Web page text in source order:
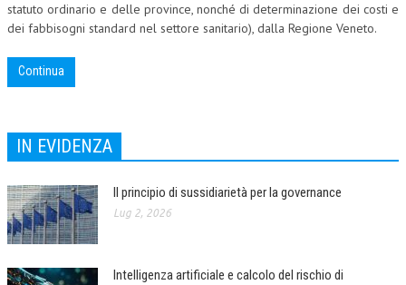
CORSI CE.S.E.D.
LA RIVISTA
LA RIVISTA
COMITATO SCIENTIFICO
statuto ordinario e delle province, nonché di determinazione dei costi e
dei fabbisogni standard nel settore sanitario), dalla Regione Veneto.
Continua
IN EVIDENZA
Il principio di sussidiarietà per la governance
Lug 2, 2026
Intelligenza artificiale e calcolo del rischio di